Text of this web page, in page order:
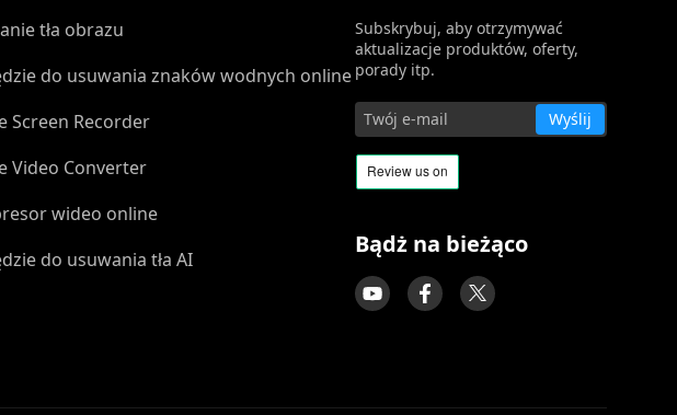
tła obrazu
do usuwania znaków wodnych online
Screen Recorder
Video Converter
wideo online
do usuwania tła AI
Subskrybuj, aby otrzymywać
aktualizacje produktów, oferty,
porady itp.
Wyślij
Bądż na bieżąco